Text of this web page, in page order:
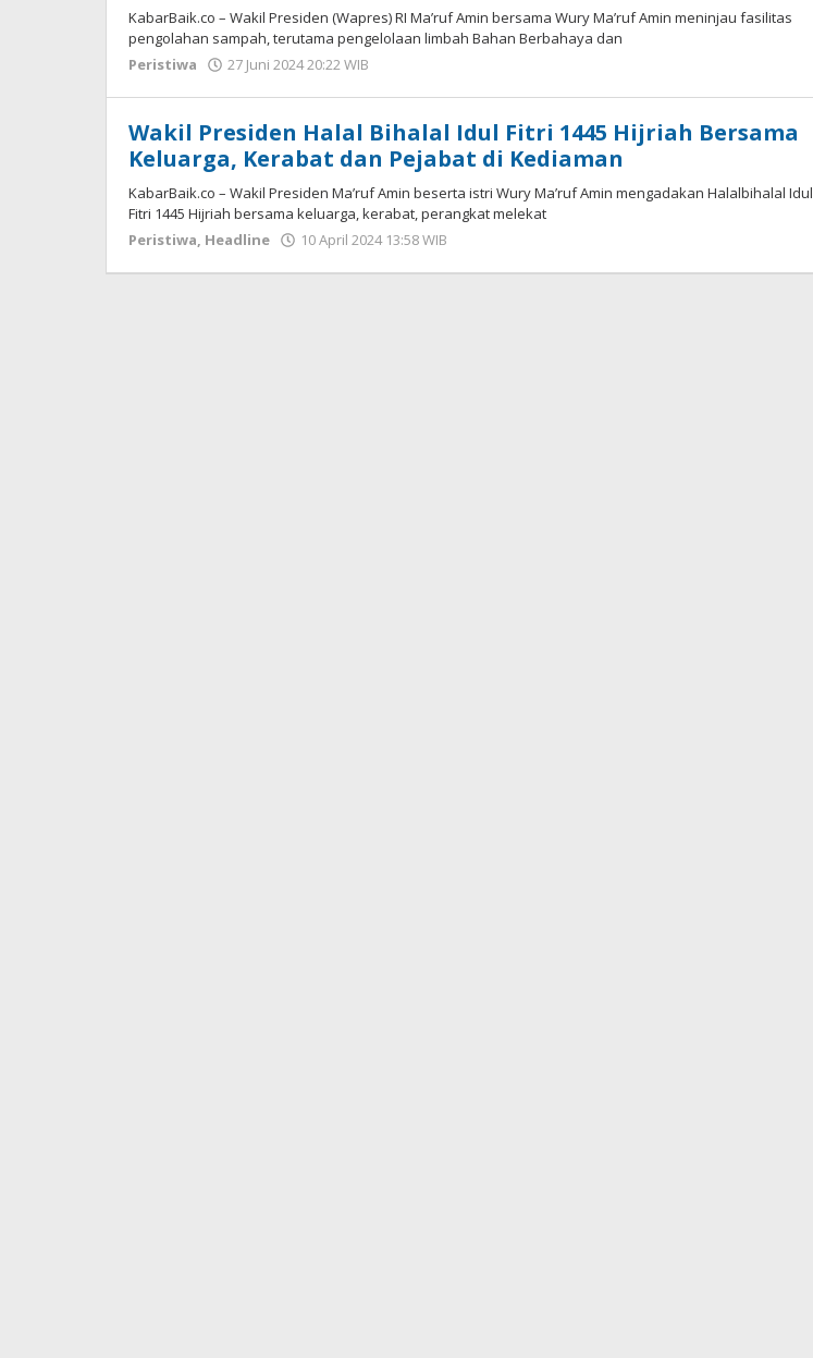
KabarBaik.co – Wakil Presiden (Wapres) RI Ma’ruf Amin bersama Wury Ma’ruf Amin meninjau fasilitas
pengolahan sampah, terutama pengelolaan limbah Bahan Berbahaya dan
Peristiwa
27 Juni 2024 20:22 WIB
Wakil Presiden Halal Bihalal Idul Fitri 1445 Hijriah Bersama
Keluarga, Kerabat dan Pejabat di Kediaman
KabarBaik.co – Wakil Presiden Ma’ruf Amin beserta istri Wury Ma’ruf Amin mengadakan Halalbihalal Idul
Fitri 1445 Hijriah bersama keluarga, kerabat, perangkat melekat
Peristiwa, Headline 10 April 2024 13:58 WIB